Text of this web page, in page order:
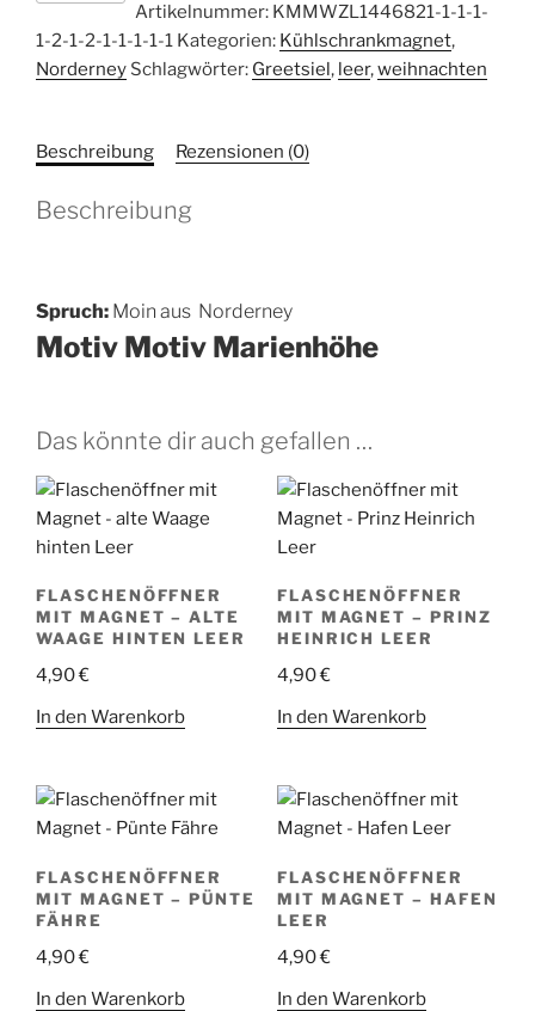
68
mm
aus
Motiv:
Marienhöhe
Menge
Artikelnummer: KMMWZL1446821-1-1-1-
1-2-1-2-1-1-1-1-1 Kategorien: Kühlschrankmagnet,
Norderney Schlagwörter: Greetsiel , leer,weihnachten
Beschreibung Rezensionen (0)
Beschreibung
Spruch: Moin aus Norderney
Motiv Motiv Marienhöhe
Das könnte dir auch gefallen …
FLASCHENÖFFNER
MIT MAGNET – ALTE
WAAGE HINTEN LEER
4,90€
In den Warenkorb
FLASCHENÖFFNER
MIT MAGNET – PRINZ
HEINRICH LEER
4,90€
In den Warenkorb
FLASCHENÖFFNER
MIT MAGNET – PÜNTE
FÄHRE
4,90€
In den Warenkorb
FLASCHENÖFFNER
MIT MAGNET – HAFEN
LEER
4,90€
In den Warenkorb